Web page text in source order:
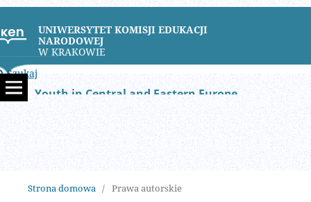
UNIWERSYTET KOMISJI EDUKACJI
NARODOWEJ
W KRAKOWIE
Szukaj
Youth in Central and Eastern Europe
Strona domowa / Prawa autorskie